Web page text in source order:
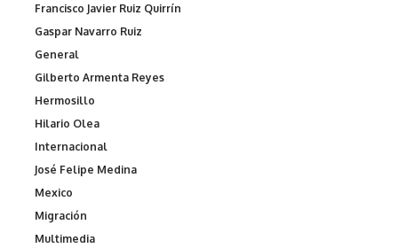
Francisco Javier Ruiz Quirrín
Gaspar Navarro Ruiz
General
Gilberto Armenta Reyes
Hermosillo
Hilario Olea
Internacional
José Felipe Medina
Mexico
Migración
Multimedia